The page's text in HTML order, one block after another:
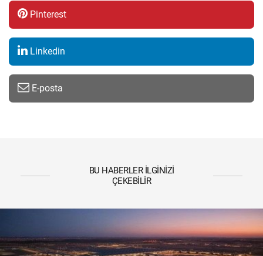
Pinterest
Linkedin
E-posta
BU HABERLER İLGINIZI
ÇEKEBILIR